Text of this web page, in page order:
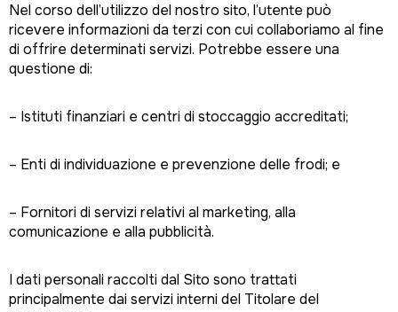
Nel corso dell’utilizzo del nostro sito, l’utente può
ricevere informazioni da terzi con cui collaboriamo al fine
di offrire determinati servizi. Potrebbe essere una
questione di:
– Istituti finanziari e centri di stoccaggio accreditati;
– Enti di individuazione e prevenzione delle frodi; e
– Fornitori di servizi relativi al marketing, alla
comunicazione e alla pubblicità.
I dati personali raccolti dal Sito sono trattati
principalmente dai servizi interni del Titolare del